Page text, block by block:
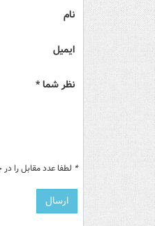
نام
ایمیل
نظر شما *
* لطفا عدد مقابل را